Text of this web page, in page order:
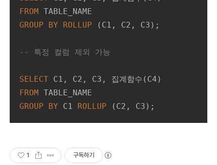
FROM
GROUP
BY ROLLUP (C1, C2, C3);
-- 특정 컬럼 제외 가능
SELECT
FROM
GROUP
BY C1 ROLLUP (C2, C3);
1 구독하기